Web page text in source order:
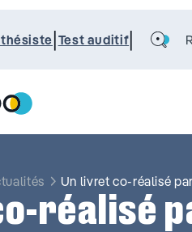
|Test auditif|
Un livret co-réalisé
réalisé